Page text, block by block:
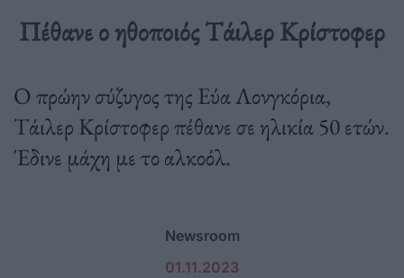
Πέθανε ο ηθοποιός Τάιλερ Κρίστοφερ
O πρώην σύζυγος της Εύα Λονγκόρια,
Τάιλερ Κρίστοφερ πέθανε σε ηλικία 50 ετών.
Έδινε μάχη με το αλκοόλ.
Newsroom
01.11.2023